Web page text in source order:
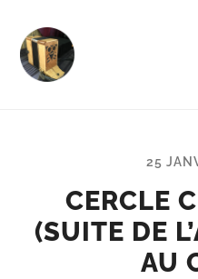
dans
les
25
CERCLE
(SUITE DE
AU